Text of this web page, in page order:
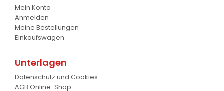
Gabel
Krokodil Gabel und Schaufel
Silageschieber
Mein Konto
Anmelden
Meine Bestellungen
Einkaufswagen
Unterlagen
Datenschutz und Cookies
AGB Online-Shop